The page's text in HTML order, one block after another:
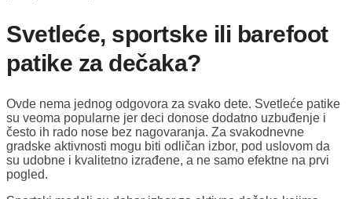
Svetleće, sportske ili barefoot
patike za dečaka?
Ovde nema jednog odgovora za svako dete. Svetleće patike
su veoma popularne jer deci donose dodatno uzbuđenje i
često ih rado nose bez nagovaranja. Za svakodnevne
gradske aktivnosti mogu biti odličan izbor, pod uslovom da
su udobne i kvalitetno izrađene, a ne samo efektne na prvi
pogled.